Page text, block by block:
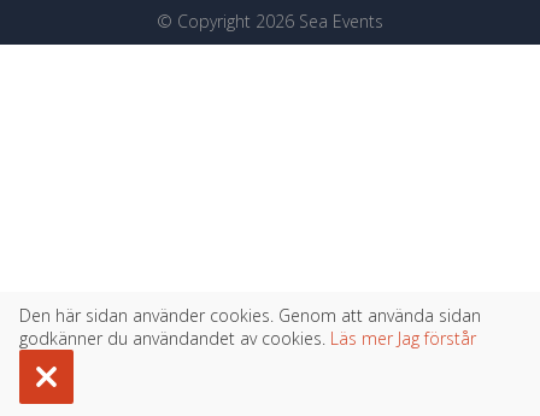
© Copyright 2026 Sea Events
Den här sidan använder cookies. Genom att använda sidan
godkänner du användandet av cookies. Läs mer Jag förstår